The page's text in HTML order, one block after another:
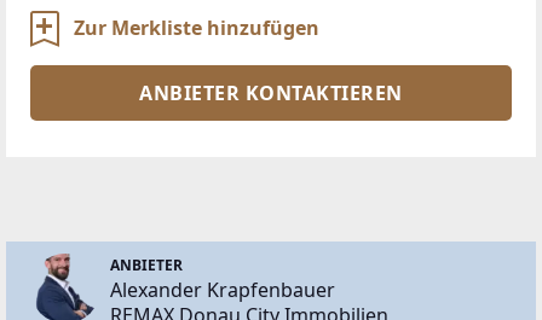
Zur Merkliste hinzufügen
ANBIETER KONTAKTIEREN
ANBIETER
Alexander Krapfenbauer
REMAX Donau City Immobilien